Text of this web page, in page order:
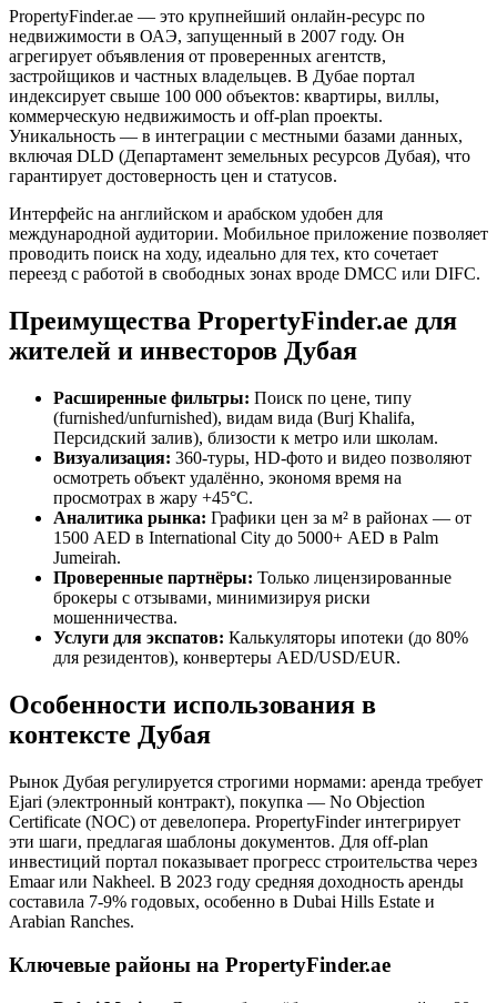
PropertyFinder.ae — это крупнейший онлайн-ресурс по
недвижимости в ОАЭ, запущенный в 2007 году. Он
агрегирует объявления от проверенных агентств,
застройщиков и частных владельцев. В Дубае портал
индексирует свыше 100 000 объектов: квартиры, виллы,
коммерческую недвижимость и off-plan проекты.
Уникальность — в интеграции с местными базами данных,
включая DLD (Департамент земельных ресурсов Дубая), что
гарантирует достоверность цен и статусов.
Интерфейс на английском и арабском удобен для
международной аудитории. Мобильное приложение позволяет
проводить поиск на ходу, идеально для тех, кто сочетает
переезд с работой в свободных зонах вроде DMCC или DIFC.
Преимущества PropertyFinder.ae для
жителей и инвесторов Дубая
Расширенные фильтры: Поиск по цене, типу
(furnished/unfurnished), видам вида (Burj Khalifa,
Персидский залив), близости к метро или школам.
Визуализация: 360-туры, HD-фото и видео позволяют
осмотреть объект удалённо, экономя время на
просмотрах в жару +45°C.
Аналитика рынка: Графики цен за м² в районах — от
1500 AED в International City до 5000+ AED в Palm
Jumeirah.
Проверенные партнёры: Только лицензированные
брокеры с отзывами, минимизируя риски
мошенничества.
Услуги для экспатов: Калькуляторы ипотеки (до 80%
для резидентов), конвертеры AED/USD/EUR.
Особенности использования в
контексте Дубая
Рынок Дубая регулируется строгими нормами: аренда требует
Ejari (электронный контракт), покупка — No Objection
Certificate (NOC) от девелопера. PropertyFinder интегрирует
эти шаги, предлагая шаблоны документов. Для off-plan
инвестиций портал показывает прогресс строительства через
Emaar или Nakheel. В 2023 году средняя доходность аренды
составила 7-9% годовых, особенно в Dubai Hills Estate и
Arabian Ranches.
Ключевые районы на PropertyFinder.ae